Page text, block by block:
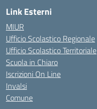
Link Esterni
MIUR
Ufficio Scolastico Regionale
Ufficio Scolastico Territoriale
Scuola in Chiaro
Iscrizioni On Line
Invalsi
Comune